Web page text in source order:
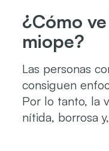
¿Cómo
miope?
Las personas
consiguen
Por lo tanto, la
nítida, borrosa